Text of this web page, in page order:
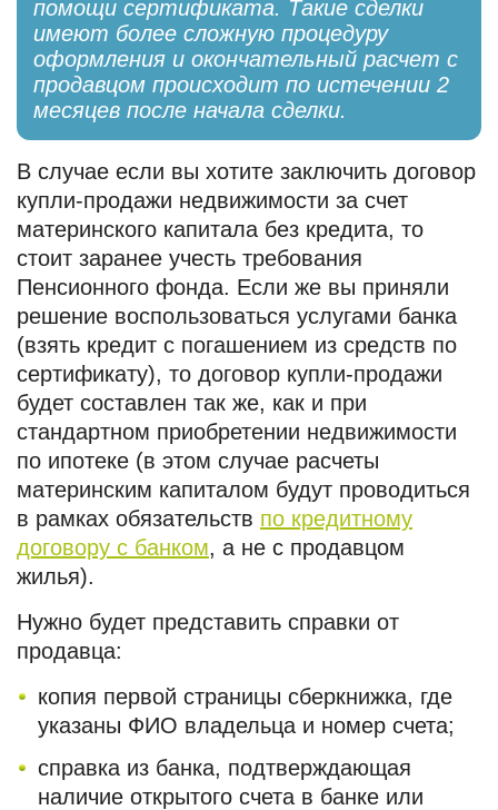
помощи сертификата. Такие сделки
имеют более сложную процедуру
оформления и окончательный расчет с
продавцом происходит по истечении 2
месяцев после начала сделки.
В случае если вы хотите заключить договор
купли-продажи недвижимости за счет
материнского капитала без кредита, то
стоит заранее учесть требования
Пенсионного фонда. Если же вы приняли
решение воспользоваться услугами банка
(взять кредит с погашением из средств по
сертификату), то договор купли-продажи
будет составлен так же, как и при
стандартном приобретении недвижимости
по ипотеке (в этом случае расчеты
материнским капиталом будут проводиться
в рамках обязательств по кредитному
договору с банком, а не с продавцом
жилья).
Нужно будет представить справки от
продавца:
копия первой страницы сберкнижка, где
указаны ФИО владельца и номер счета;
справка из банка, подтверждающая
наличие открытого счета в банке или